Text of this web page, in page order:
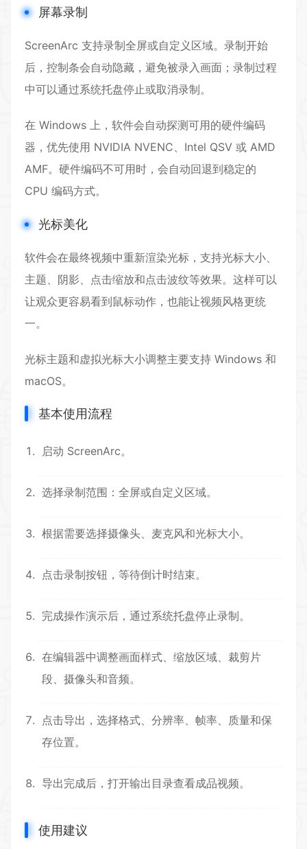
屏幕录制
ScreenArc 支持录制全屏或自定义区域。录制开始
后，控制条会自动隐藏，避免被录入画面；录制过程
中可以通过系统托盘停止或取消录制。
在 Windows 上，软件会自动探测可用的硬件编码
器，优先使用 NVIDIA NVENC、Intel QSV 或 AMD
AMF。硬件编码不可用时，会自动回退到稳定的
CPU 编码方式。
光标美化
软件会在最终视频中重新渲染光标，支持光标大小、
主题、阴影、点击缩放和点击波纹等效果。这样可以
让观众更容易看到鼠标动作，也能让视频风格更统
一。
光标主题和虚拟光标大小调整主要支持 Windows 和
macOS。
基本使用流程
启动 ScreenArc。
选择录制范围：全屏或自定义区域。
根据需要选择摄像头、麦克风和光标大小。
点击录制按钮，等待倒计时结束。
完成操作演示后，通过系统托盘停止录制。
在编辑器中调整画面样式、缩放区域、裁剪片
段、摄像头和音频。
点击导出，选择格式、分辨率、帧率、质量和保
存位置。
导出完成后，打开输出目录查看成品视频。
使用建议